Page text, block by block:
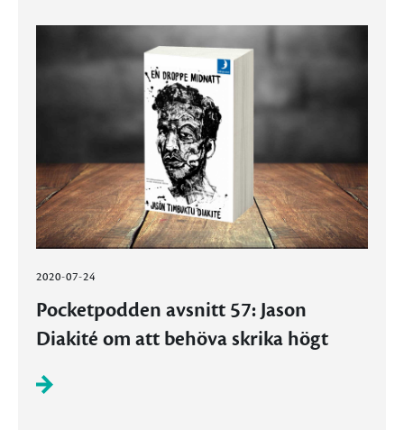
2020-07-24
Pocketpodden avsnitt 57: Jason
Diakité om att behöva skrika högt